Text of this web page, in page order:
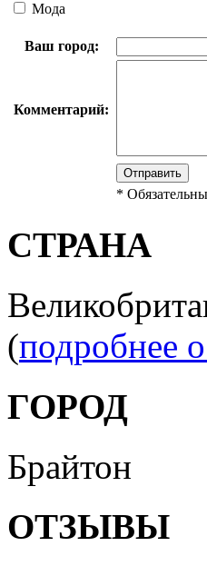
Мода
Ваш город:
Комментарий:
*
СТРАНА
(подробнее
ГОРОД
Брайтон
ОТЗЫВЫ